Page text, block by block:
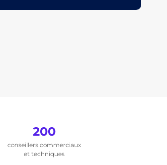
200
conseillers commerciaux
et techniques